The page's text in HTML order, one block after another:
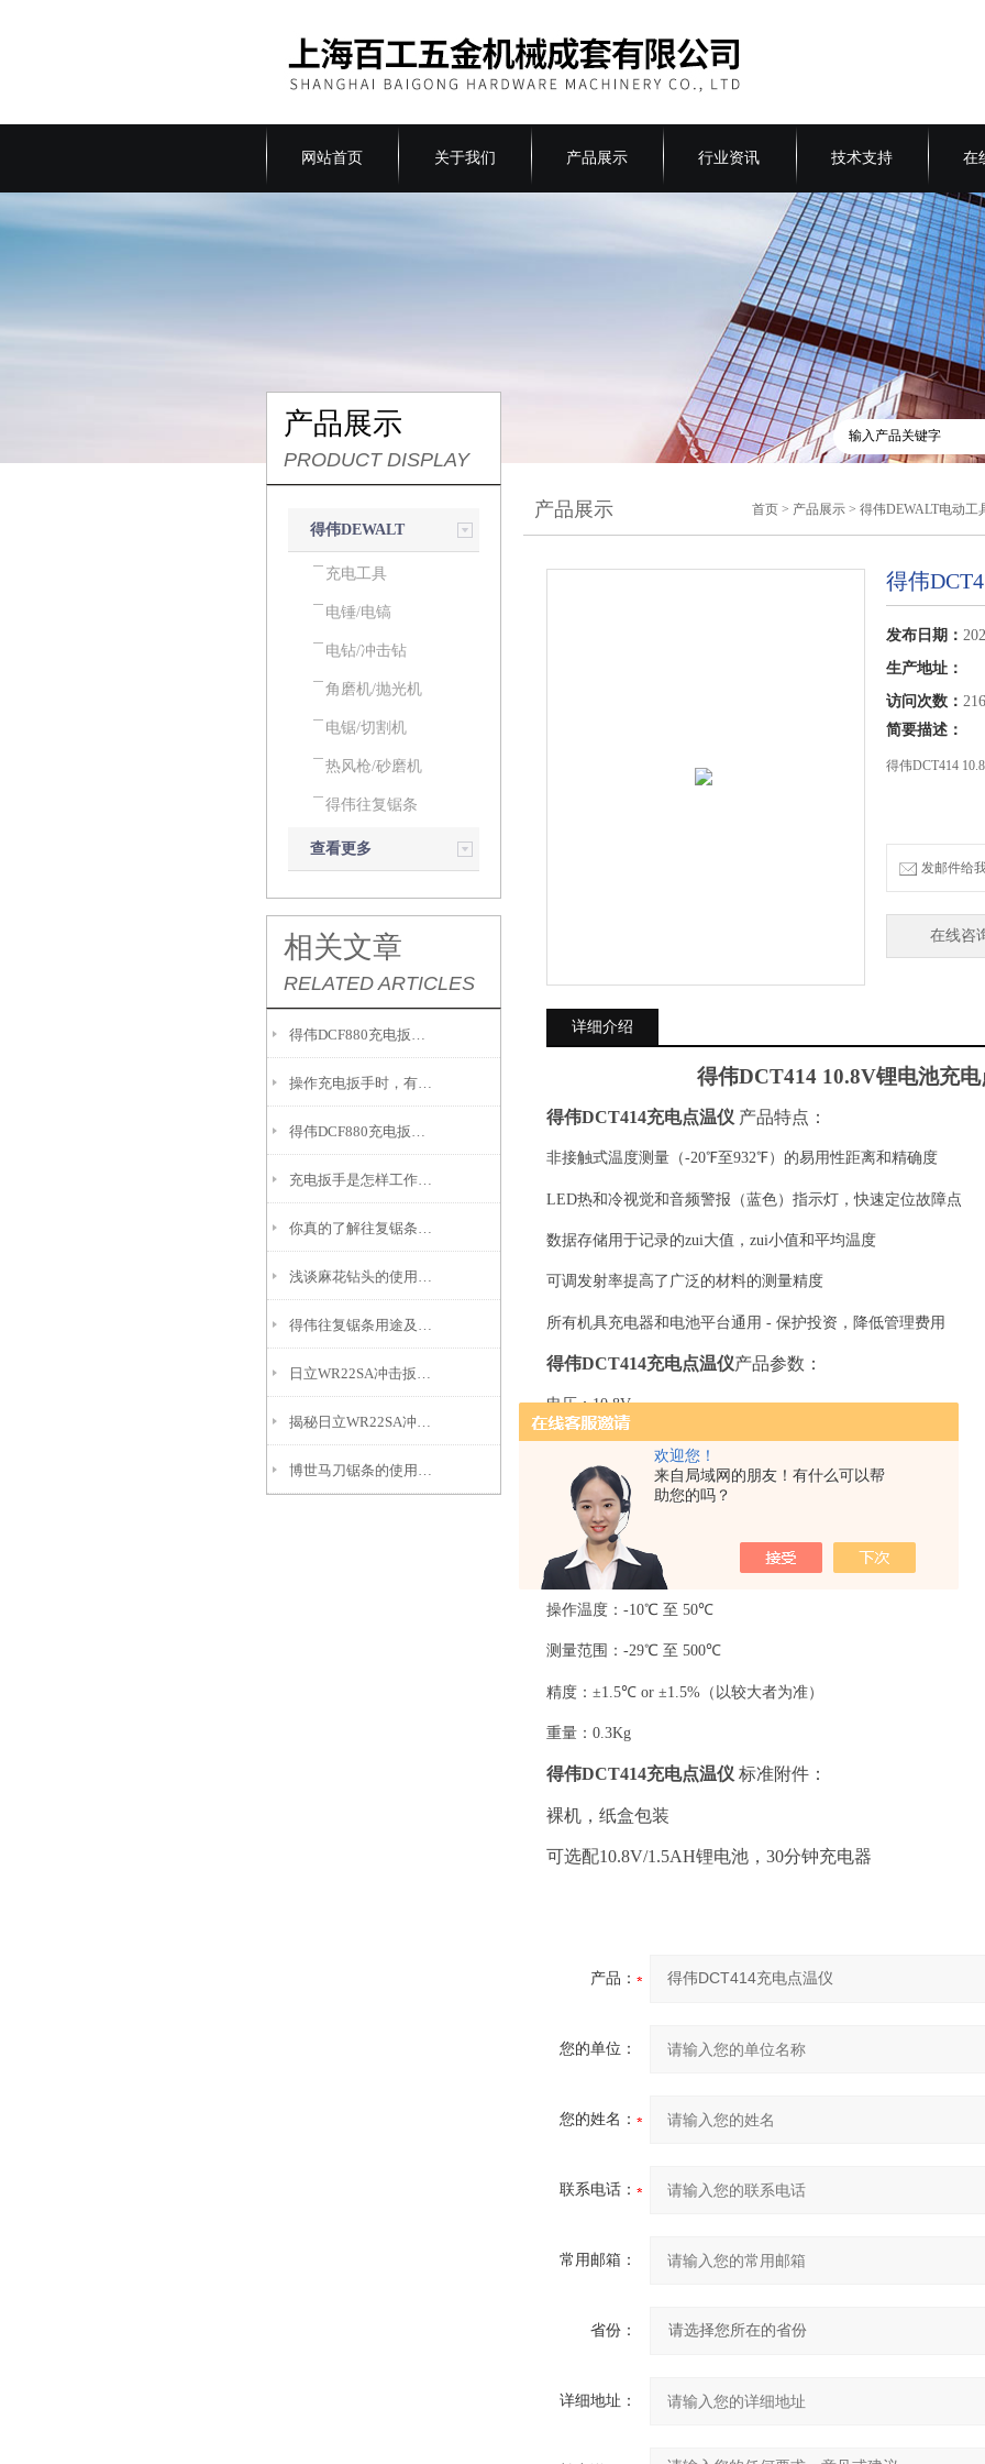
欢迎您！
来自局域网的朋友！有什么可以帮
助您的吗？
网站首页 关于我们 产品展示 行业资讯 技术支持 在
产品展示
PRODUCT DISPLAY
得伟DEWALT
电动工具
充电工具
电锤/电镐
电钻/冲击钻
角磨机/抛光机
电锯/切割机
热风枪/砂磨机
得伟往复锯条
查看更多
相关文章
RELATED ARTICLES
操作充电扳手时，有这些细节处要留意
充电扳手是怎样工作的呢？
产品展示 首页 > 产品展示 >得伟DEWALT电动工
得伟
发布日期：
生产地址：
访问次数：
简要描述：
得伟DCT414
发邮件给
在线咨
详细介绍
得伟DCT414 10.8V锂电池充
得伟DCT414充电点温仪 产品特点：
非接触式温度测量（-20℉至932℉）的易用性距离和精确度
LED热和冷视觉和音频警报（蓝色）指示灯，快速定位故障点
数据存储用于记录的zui大值，zui小值和平均温度
可调发射率提高了广泛的材料的测量精度
所有机具充电器和电池平台通用 - 保护投资，降低管理费用
得伟DCT414充电点温仪产品参数：
电压：10.8V
屏幕尺寸：36mm
屏幕种类：LCD
显示尺寸：30
可调发射率：0.1 ×
操作温度： -10℃ 至 50℃
测量范围： -29℃ 至 500℃
精度：±1.5℃or ±1.5%（以较大者为准）
重量： 0.3Kg
得伟DCT414充电点温仪 标准附件：
裸机，纸盒包装
可选配10.8V/1.5AH锂电池， 30分钟充电器
产品：
您的单位：
您的姓名：
联系电话：
常用邮箱：
省份：
详细地址：